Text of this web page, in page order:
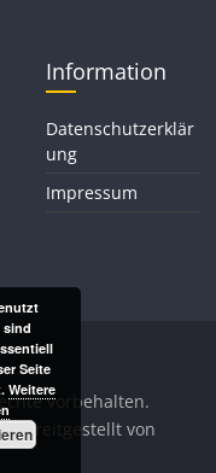
Information
Datenschutzerklär
ung
Impressum
vorbehalten.
Bereitgestellt von
sind
Seite
Weitere